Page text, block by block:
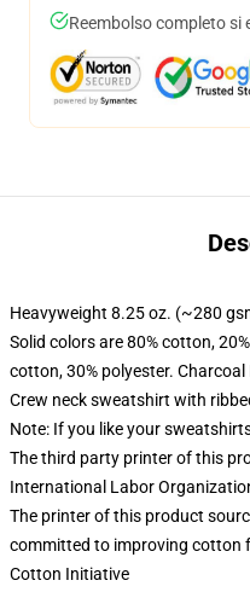
Reembolso completo si
Heavyweight 8.25 oz. (~280
Solid colors are 80% cotton,
cotton, 30% polyester.
Crew neck sweatshirt with
Note: If you like your
The third party printer of this
International Labor
The printer of this product
committed to improving cotton
Cotton Initiative